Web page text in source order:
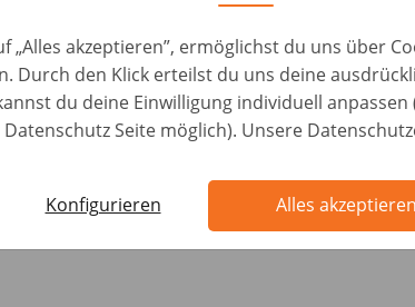
„Alles akzeptieren”, ermöglichst du uns über
Durch den Klick erteilst du uns deine
du deine Einwilligung individuell
Seite möglich). Unsere
Konfigurieren Alles akzeptieren
skills
work under stress